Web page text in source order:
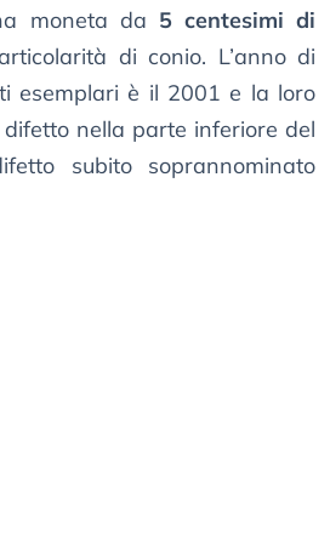
moneta da 5 centesimi di
di conio. L’anno di
esemplari è il 2001 e la loro
nella parte inferiore del
subito soprannominato